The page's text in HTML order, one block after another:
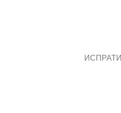
ИСПРАТИ